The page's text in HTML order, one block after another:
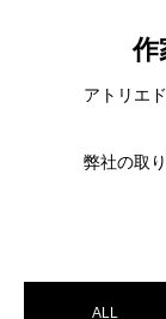
作
アトリエ
弊社の取
ALL